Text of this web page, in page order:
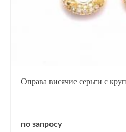
Оправа висячие серьги с
по запросу